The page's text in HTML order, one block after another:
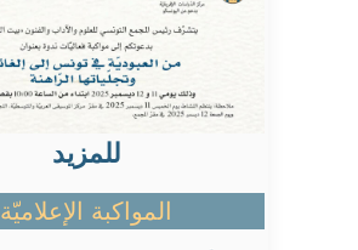
للمزيد
المواكبة الإعلاميّة